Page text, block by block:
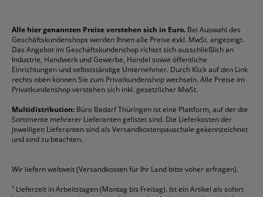
Reklamation / Retouren
Vertrag widerrufen (Privatkunden)
Rabatte & Aktionen
Briefumschläge
Druckerpatronen
Etiketten
Fineliner
Folienschreiber
Formulare
Gelschreiber
Geschäftsbücher
Klemmmappen
Kopierpapier
Korrekturmittel
Kugelschreiber
Mappen
Ordner
Packband
Permanentmarker
Taschenrechner
Textmarker
Tintenroller
Tintenpatronen
Toilettenpapier
Toner
Versandmaterial
Versandtaschen
Durable
DYMO
Edding
Esselte
Faber-Castell
Fellowes
Franken
Fripa
HP
Pentel
Pelikan
Pilot
Pritt
Schneider
Stabilo
Staedtler
alle Marken anzeigen
Alle hier genannten Preise verstehen sich in Euro. Bei Auswahl des
Geschäftskundenshops werden Ihnen alle Preise exkl. MwSt. angezeigt.
Das Angebot im Geschäftskundenshop richtet sich ausschließlich an
Industrie, Handwerk und Gewerbe, Handel sowie öffentliche
Einrichtungen und selbstständige Unternehmer. Durch Klick auf den Link
rechts oben können Sie zum Privatkundenshop wechseln. Alle Preise im
Privatkundenshop verstehen sich inkl. gesetzlicher MwSt.
Multidistribution: Büro Bedarf Thüringen ist eine Plattform, auf der die
Sortimente mehrerer Lieferanten gelistet sind. Die Lieferkosten der
jeweiligen Lieferanten sind als Versandkostenpauschale gekennzeichnet
und sind zu beachten.
Wir liefern weltweit (Versandkosten für Ihr Land bitte voher erfragen).
¹ Lieferzeit in Arbeitstagen (Montag bis Freitag). Ist ein Artikel als sofort